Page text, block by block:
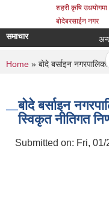
शहरी कृषि
बोदेबरसाईन नगर
समाचार
You are here
Home » बाेदे बर्साइन
बाेदे बर्साइन
स्विकृत नीतिगत
Submitted on: Fri, 01/